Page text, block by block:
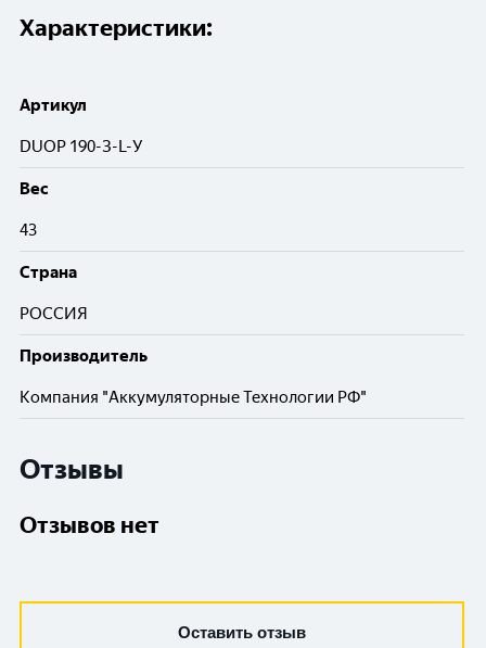
Характеристики:
Артикул
DUOP 190-З-L-У
Вес
43
Cтрана
РОССИЯ
Производитель
Компания "Аккумуляторные Технологии РФ"
Отзывы
Отзывов нет
Оставить отзыв